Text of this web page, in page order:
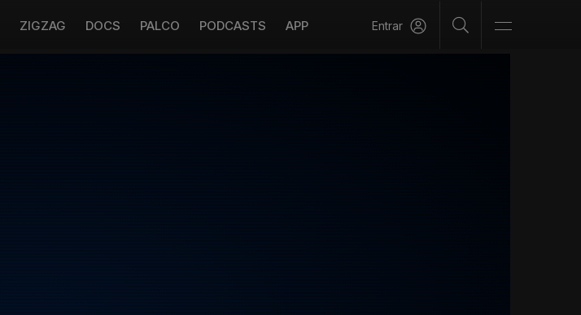
ZIGZAG DOCS PALCO PODCASTS APP Entrar